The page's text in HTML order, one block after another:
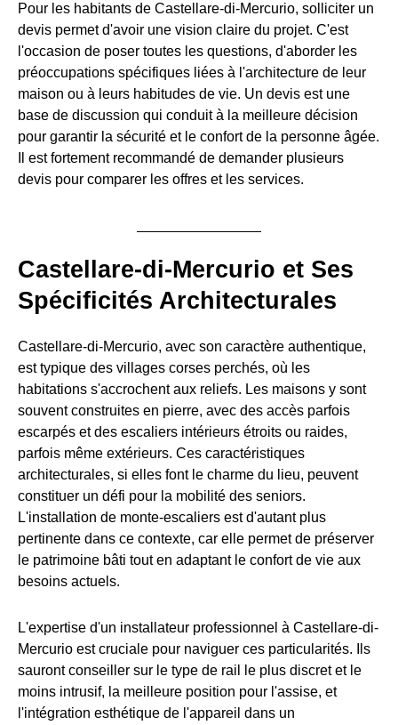
Pour les habitants de Castellare-di-Mercurio, solliciter un
devis permet d'avoir une vision claire du projet. C'est
l'occasion de poser toutes les questions, d'aborder les
préoccupations spécifiques liées à l'architecture de leur
maison ou à leurs habitudes de vie. Un devis est une
base de discussion qui conduit à la meilleure décision
pour garantir la sécurité et le confort de la personne âgée.
Il est fortement recommandé de demander plusieurs
devis pour comparer les offres et les services.
Castellare-di-Mercurio et Ses
Spécificités Architecturales
Castellare-di-Mercurio, avec son caractère authentique,
est typique des villages corses perchés, où les
habitations s'accrochent aux reliefs. Les maisons y sont
souvent construites en pierre, avec des accès parfois
escarpés et des escaliers intérieurs étroits ou raides,
parfois même extérieurs. Ces caractéristiques
architecturales, si elles font le charme du lieu, peuvent
constituer un défi pour la mobilité des seniors.
L'installation de monte-escaliers est d'autant plus
pertinente dans ce contexte, car elle permet de préserver
le patrimoine bâti tout en adaptant le confort de vie aux
besoins actuels.
L'expertise d'un installateur professionnel à Castellare-di-
Mercurio est cruciale pour naviguer ces particularités. Ils
sauront conseiller sur le type de rail le plus discret et le
moins intrusif, la meilleure position pour l'assise, et
l'intégration esthétique de l'appareil dans un